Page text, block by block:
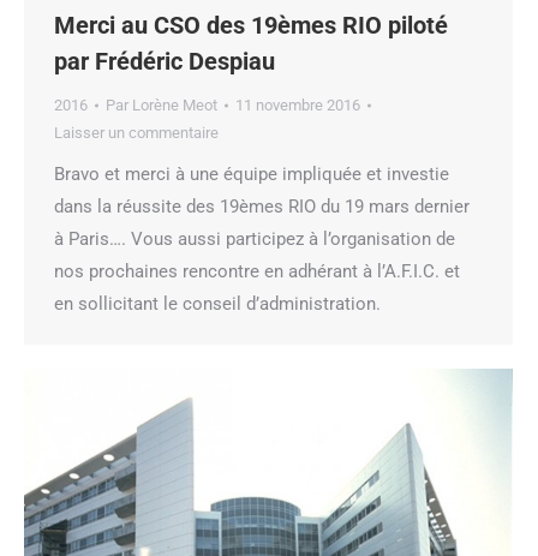
Merci au CSO des 19èmes RIO piloté
par Frédéric Despiau
2016 Par Lorène Meot
11 novembre 2016
Laisser un commentaire
Bravo et merci à une équipe impliquée et investie
dans la réussite des 19èmes RIO du 19 mars dernier
à Paris…. Vous aussi participez à l’organisation de
nos prochaines rencontre en adhérant à l’A.F.I.C. et
en sollicitant le conseil d’administration.